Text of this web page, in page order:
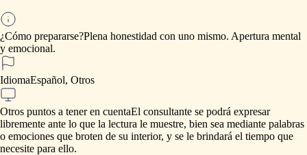
¿Cómo prepararse?Plena honestidad con uno mismo. Apertura mental
y emocional.
IdiomaEspañol, Otros
Otros puntos a tener en cuentaEl consultante se podrá expresar
libremente ante lo que la lectura le muestre, bien sea mediante palabras
o emociones que broten de su interior, y se le brindará el tiempo que
necesite para ello.